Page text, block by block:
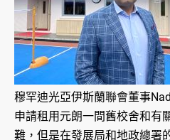
穆罕迪光亞伊斯蘭聯會董事
申請租用元朗一間舊校舍和有
難，但是在發展局和地政總署